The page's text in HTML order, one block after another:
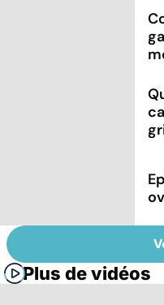
Plus de vidéos